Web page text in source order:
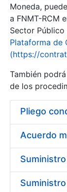
Show/Hide
Moneda,
a FNMT-RCM
Sector
Plataforma de
(https://
También
de los